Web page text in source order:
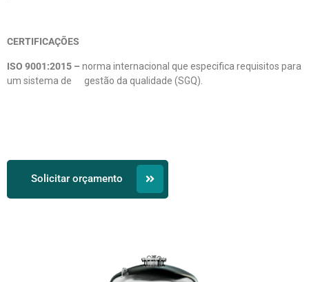
CERTIFICAÇÕES
ISO 9001:2015 – norma internacional que especifica requisitos para
um sistema de gestão da qualidade (SGQ).
Solicitar orçamento